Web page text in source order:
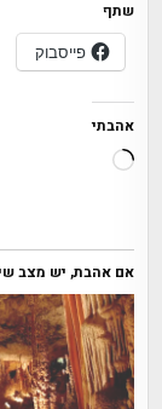
שתף
פייסבוק
אהבתי
טוען...
אם אהבת, יש מצב